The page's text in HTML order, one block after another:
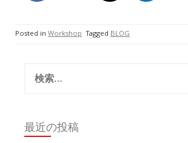
Posted in Workshop Tagged BLOG
最近の投稿